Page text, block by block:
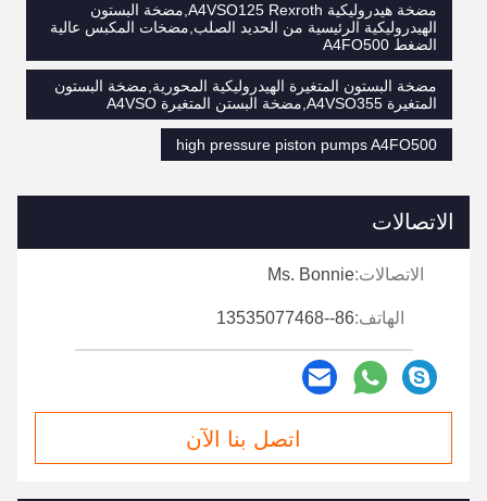
مضخة هيدروليكية A4VSO125 Rexroth,مضخة البستون
الهيدروليكية الرئيسية من الحديد الصلب,مضخات المكبس عالية
الضغط A4FO500
مضخة البستون المتغيرة الهيدروليكية المحورية,مضخة البستون
المتغيرة A4VSO355,مضخة البستن المتغيرة A4VSO
high pressure piston pumps A4FO500
الاتصالات
الاتصالات:Ms. Bonnie
الهاتف:86--13535077468
اتصل بنا الآن